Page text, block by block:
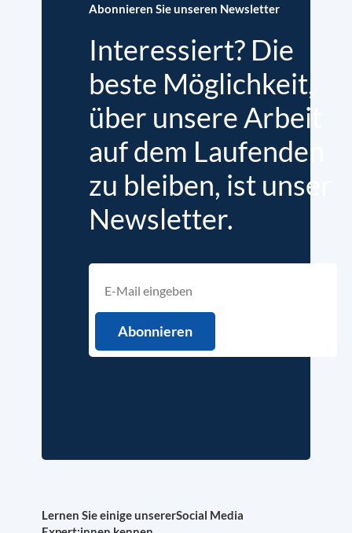
Abonnieren Sie unseren Newsletter
Interessiert? Die
beste Möglichkeit,
über unsere Arbeit
auf dem Laufenden
zu bleiben, ist unser
Newsletter.
Lernen Sie einige unsererSocial Media